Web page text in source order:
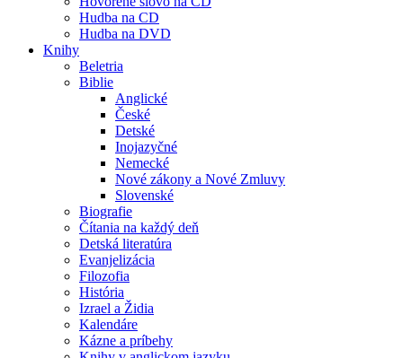
Hudba na CD
Hudba na DVD
Knihy
Beletria
Biblie
Anglické
České
Detské
Inojazyčné
Nemecké
Nové zákony a Nové Zmluvy
Slovenské
Biografie
Čítania na každý deň
Detská literatúra
Evanjelizácia
Filozofia
História
Izrael a Židia
Kalendáre
Kázne a príbehy